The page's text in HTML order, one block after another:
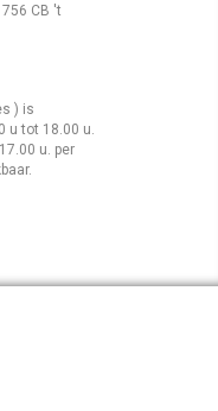
CB 't
) is
u tot 18.00 u.
u. per